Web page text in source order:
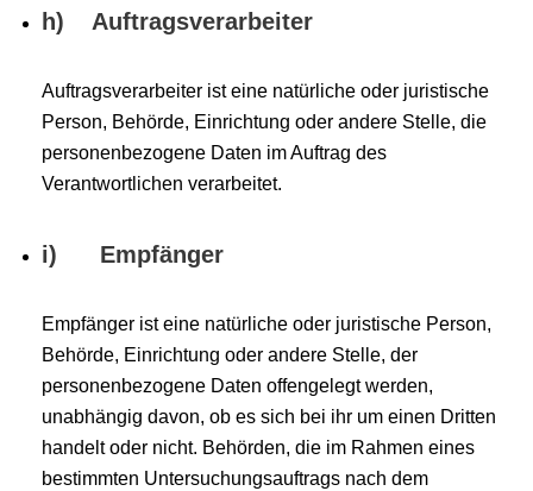
h) Auftragsverarbeiter
Auftragsverarbeiter ist eine natürliche oder juristische
Person, Behörde, Einrichtung oder andere Stelle, die
personenbezogene Daten im Auftrag des
Verantwortlichen verarbeitet.
i) Empfänger
Empfänger ist eine natürliche oder juristische Person,
Behörde, Einrichtung oder andere Stelle, der
personenbezogene Daten offengelegt werden,
unabhängig davon, ob es sich bei ihr um einen Dritten
handelt oder nicht. Behörden, die im Rahmen eines
bestimmten Untersuchungsauftrags nach dem